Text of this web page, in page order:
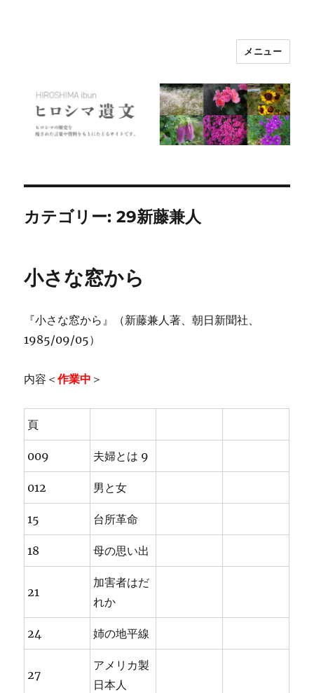
メニュー
カテゴリー:29新藤兼人
小さな窓から
『小さな窓から』（新藤兼人著、朝日新聞社、
1985/09/05）
内容＜作業中 ＞
頁
009 夫婦とは 9
012 男と女
15 台所革命
18 母の思い出
21
加害者はだ
れか
24 姉の地平線
27
アメリカ製
日本人